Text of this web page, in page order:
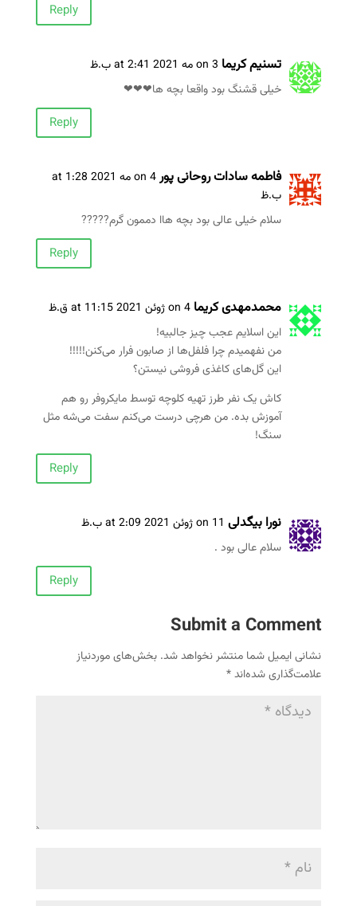
Reply
تسنیم کریما on 3 مه 2021 at 2:41 ب.ظ
خیلی قشنگ بود واقعا بچه ها❤❤❤
Reply
فاطمه سادات روحانی پور
on 4 مه 2021 at 1:28
ب.ظ
سلام خیلی عالی بود بچه هاا دممون گرم?????
Reply
محمدمهدی کریما on 4 ژوئن 2021 at 11:15 ق.ظ
این اسلایم عجب چیز جالبیه!
من نفهمیدم چرا فلفل‌ها از صابون فرار می‌کنن!!!!!
این گل‌های کاغذی فروشی نیستن؟
کاش یک نفر طرز تهیه کلوچه توسط مایکروفر رو هم
آموزش بده. من هرچی درست می‌کنم سفت می‌شه مثل
سنگ!
Reply
نورا بیگدلی on 11 ژوئن 2021 at 2:09 ب.ظ
سلام عالی بود .
Reply
Submit a Comment
نشانی ایمیل شما منتشر نخواهد شد. بخش‌های موردنیاز
علامت‌گذاری شده‌اند*